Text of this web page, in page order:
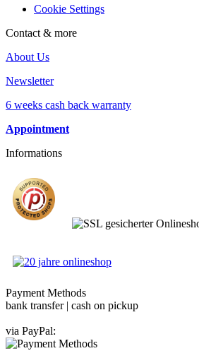
Cookie Settings
Contact & more
About Us
Newsletter
6 weeks cash back warranty
Appointment
Informations
Payment Methods
bank transfer | cash on pickup
via PayPal: